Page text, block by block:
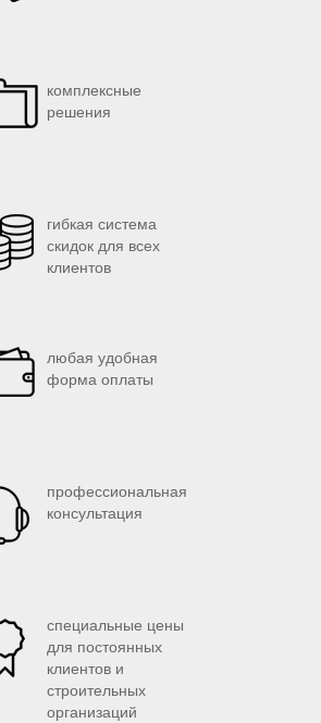
комплексные
решения
гибкая система
скидок для всех
клиентов
любая удобная
форма оплаты
профессиональная
консультация
специальные цены
для постоянных
клиентов и
строительных
организаций